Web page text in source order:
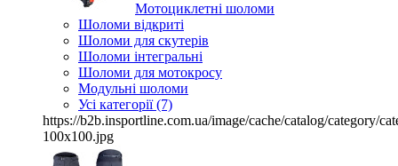
Мотоциклетні шоломи
Шоломи відкриті
Шоломи для скутерів
Шоломи інтегральні
Шоломи для мотокросу
Модульні шоломи
Усі категорії (7)
https://b2b.insportline.com.ua/image/cache/catalog/category/
100x100.jpg